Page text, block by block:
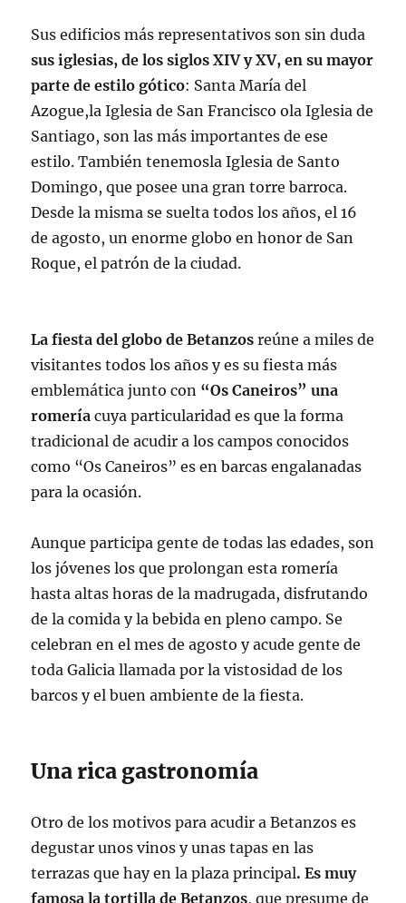
Sus edificios más representativos son sin duda
sus iglesias, de los siglos XIV y XV, en su mayor
parte de estilo gótico: Santa María del
Azogue,la Iglesia de San Francisco ola Iglesia de
Santiago, son las más importantes de ese
estilo. También tenemosla Iglesia de Santo
Domingo, que posee una gran torre barroca.
Desde la misma se suelta todos los años, el 16
de agosto, un enorme globo en honor de San
Roque, el patrón de la ciudad.
La fiesta del globo de Betanzos reúne a miles de
visitantes todos los años y es su fiesta más
emblemática junto con “Os Caneiros” una
romería cuya particularidad es que la forma
tradicional de acudir a los campos conocidos
como “Os Caneiros” es en barcas engalanadas
para la ocasión.
Aunque participa gente de todas las edades, son
los jóvenes los que prolongan esta romería
hasta altas horas de la madrugada, disfrutando
de la comida y la bebida en pleno campo. Se
celebran en el mes de agosto y acude gente de
toda Galicia llamada por la vistosidad de los
barcos y el buen ambiente de la fiesta.
Una rica gastronomía
Otro de los motivos para acudir a Betanzos es
degustar unos vinos y unas tapas en las
terrazas que hay en la plaza principal. Es muy
famosa la tortilla de Betanzos, que presume de